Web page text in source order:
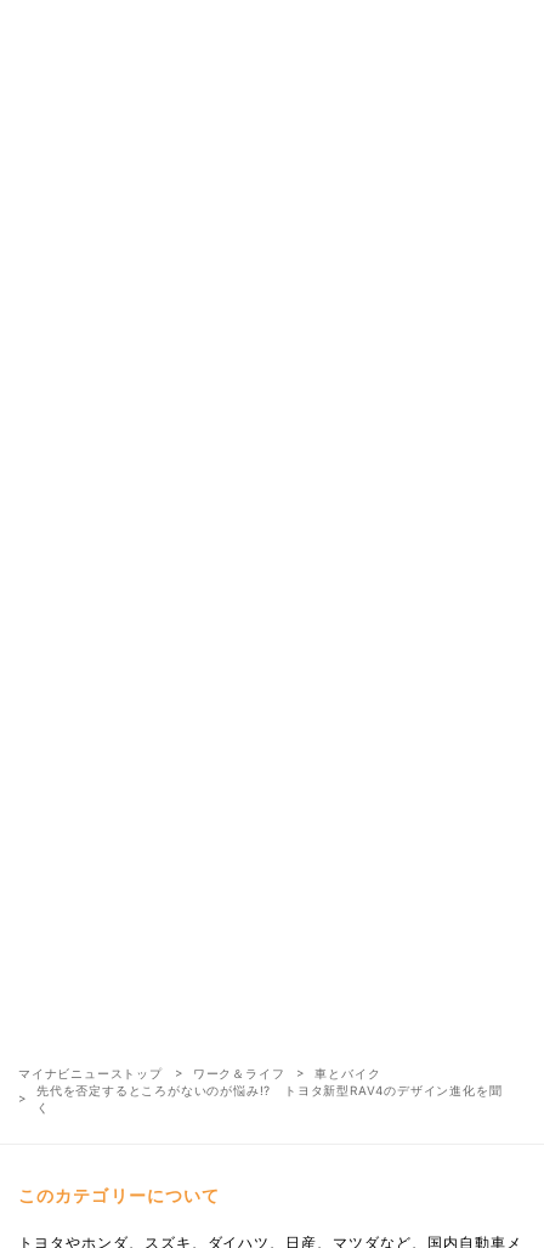
マイナビニューストップ ワーク＆ライフ
車とバイク
先代を否定するところがないのが悩み!? トヨタ新型RAV4のデザイン進化を聞
く
このカテゴリーについて
トヨタやホンダ、スズキ、ダイハツ、日産、マツダなど、国内自動車メ